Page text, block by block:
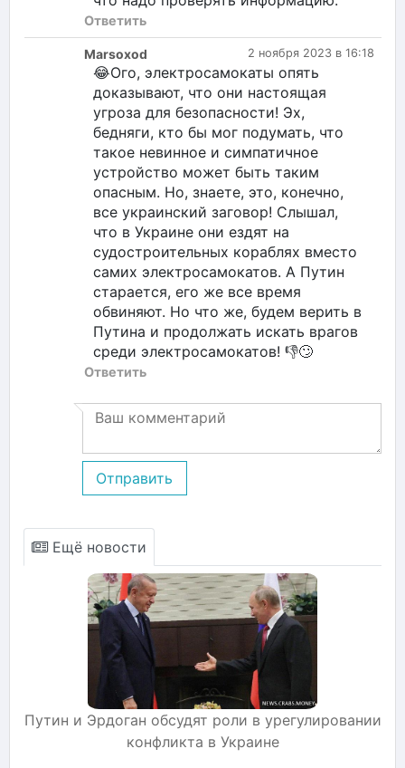
Ответить
2 ноября 2023 в 16:18
Marsoxod
😂Ого, электросамокаты опять
доказывают, что они настоящая
угроза для безопасности! Эх,
бедняги, кто бы мог подумать, что
такое невинное и симпатичное
устройство может быть таким
опасным. Но, знаете, это, конечно,
все украинский заговор! Слышал,
что в Украине они ездят на
судостроительных кораблях вместо
самих электросамокатов. А Путин
старается, его же все время
обвиняют. Но что же, будем верить в
Путина и продолжать искать врагов
среди электросамокатов! 👎🙄
Ответить
Отправить
Ещё новости
Путин и Эрдоган обсудят роли в урегулировании
конфликта в Украине